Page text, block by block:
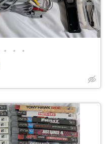
• • •